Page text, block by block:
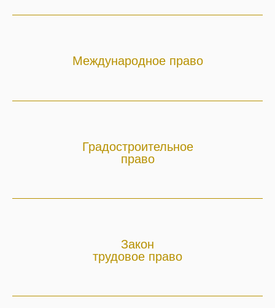
Международное право
Градостроительное
право
Закон
трудовое право